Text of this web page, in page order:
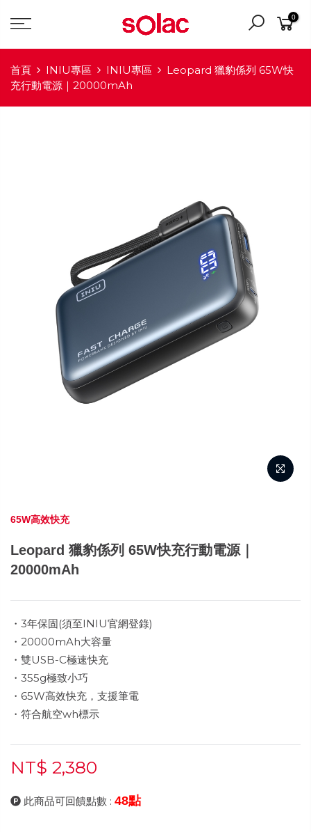
0
首頁 INIU專區 INIU專區
Leopard 獵豹係列 65W快
充行動電源｜20000mAh
65W高效快充
Leopard 獵豹係列 65W快充行動電源｜
20000mAh
・3年保固(須至INIU官網登錄)
・20000mAh大容量
・雙USB-C極速快充
・355g極致小巧
・65W高效快充，支援筆電
・符合航空wh標示
NT$ 2,380
此商品可回饋點數 : 48點